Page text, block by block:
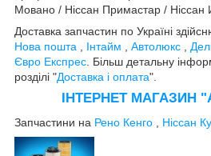
Мовано / Ніссан Примастар / Ніссан
Доставка запчастин по Україні
Нова пошта
Інтайм Автолюкс
Євро Експрес . Більш детальну
розділі "Доставка і оплата".
ІНТЕРНЕТ МАГАЗИН
Запчастини на Рено Кенго Ніссан